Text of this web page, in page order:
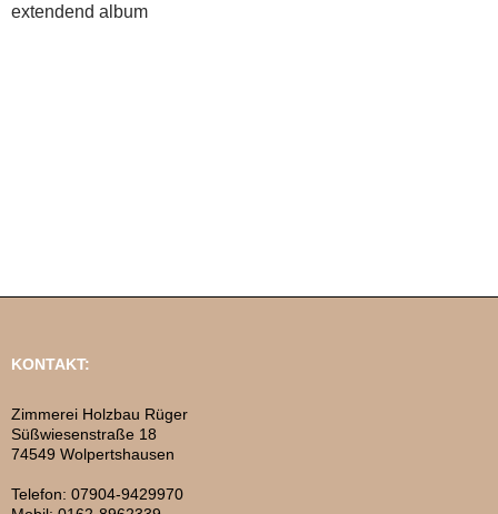
extendend album
KONTAKT:
Zimmerei Holzbau Rüger
Süßwiesenstraße 18
74549 Wolpertshausen
Telefon: 07904-9429970